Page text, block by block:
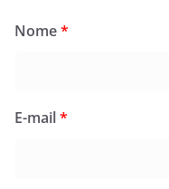
Nome*
E-mail*